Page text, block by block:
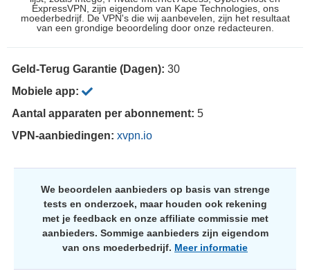
ExpressVPN, zijn eigendom van Kape Technologies, ons
moederbedrijf. De VPN's die wij aanbevelen, zijn het resultaat
van een grondige beoordeling door onze redacteuren.
Geld-Terug Garantie (Dagen): 30
Mobiele app:
Aantal apparaten per abonnement: 5
VPN-aanbiedingen: xvpn.io
We beoordelen aanbieders op basis van strenge
tests en onderzoek, maar houden ook rekening
met je feedback en onze affiliate commissie met
aanbieders. Sommige aanbieders zijn eigendom
van ons moederbedrijf. Meer informatie